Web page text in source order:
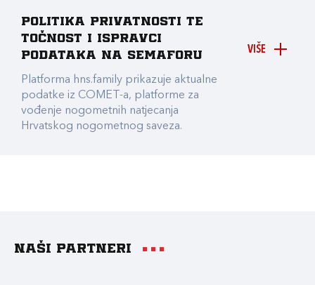
VIŠE
Politika privatnosti te
točnost i ispravci
podataka na Semaforu
Platforma hns.family prikazuje aktualne
podatke iz COMET-a, platforme za
vođenje nogometnih natjecanja
Hrvatskog nogometnog saveza.
Naši partneri